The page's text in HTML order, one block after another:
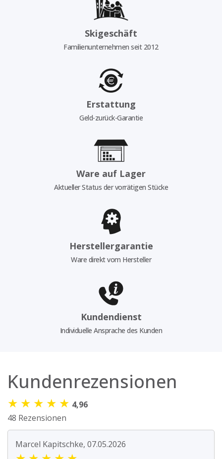
Skigeschäft
Familienunternehmen seit 2012
Erstattung
Geld-zurück-Garantie
Ware auf Lager
Aktueller Status der vorrätigen Stücke
Herstellergarantie
Ware direkt vom Hersteller
Kundendienst
Individuelle Ansprache des Kunden
Kundenrezensionen
★ ★ ★ ★ ★ 4,96
48 Rezensionen
Marcel Kapitschke, 07.05.2026